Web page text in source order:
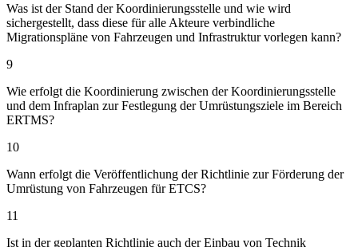
Was ist der Stand der Koordinierungsstelle und wie wird
sichergestellt, dass diese für alle Akteure verbindliche
Migrationspläne von Fahrzeugen und Infrastruktur vorlegen kann?
9
Wie erfolgt die Koordinierung zwischen der Koordinierungsstelle
und dem Infraplan zur Festlegung der Umrüstungsziele im Bereich
ERTMS?
10
Wann erfolgt die Veröffentlichung der Richtlinie zur Förderung der
Umrüstung von Fahrzeugen für ETCS?
11
Ist in der geplanten Richtlinie auch der Einbau von Technik